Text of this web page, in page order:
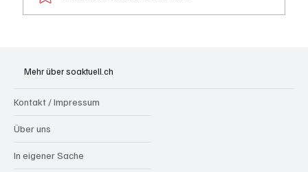
Mehr über soaktuell.ch
Kontakt / Impressum
Über uns
In eigener Sache